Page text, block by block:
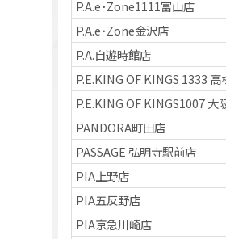
P.A.e･Zone1111富山店
P.A.e･Zone金沢店
P.A.自遊時館店
P.E.KING OF KINGS 1333 高
P.E.KING OF KINGS1007 大
PANDORA町田店
PASSAGE 弘明寺駅前店
PIA上野店
PIA五反野店
PIA京急川崎店